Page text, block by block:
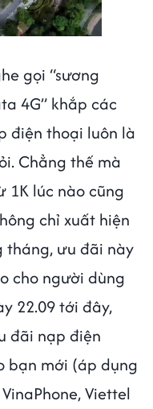
gọi “sương
4G” khắp các
điện thoại luôn là
Chẳng thế mà
lúc nào cũng
chỉ xuất hiện
tháng, ưu đãi này
cho người dùng
22.09 tới đây,
đãi nạp điện
bạn mới (áp dụng
Viettel